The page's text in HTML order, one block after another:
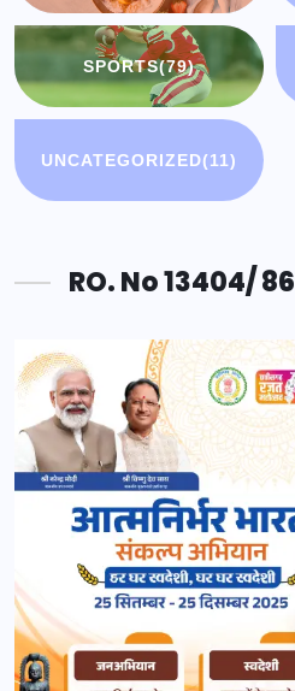
SPORTS(79)
UNCATEGORIZED(11)
RO. No 13404/ 86